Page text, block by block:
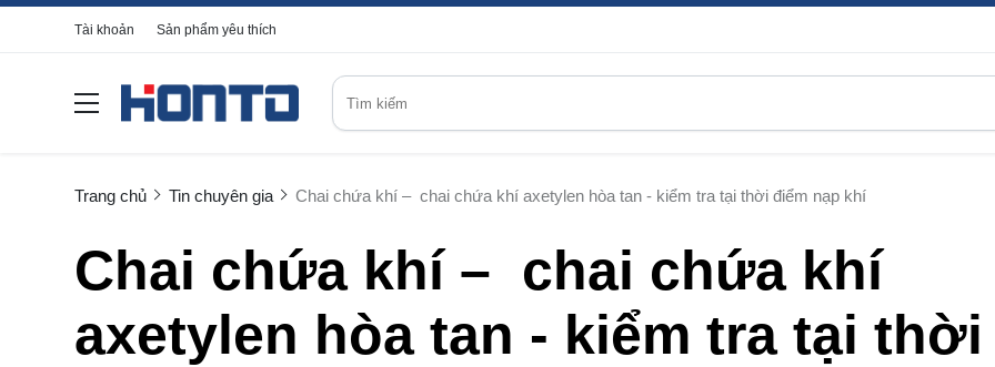
Tài khoản Sản phẩm yêu thích
Trang chủ Tin chuyên gia Chai chứa khí – chai chứa khí axetylen hòa tan - kiểm tra tại thời điểm nạp khí
Chai chứa khí – chai chứa khí
axetylen hòa tan - kiểm tra tại thời